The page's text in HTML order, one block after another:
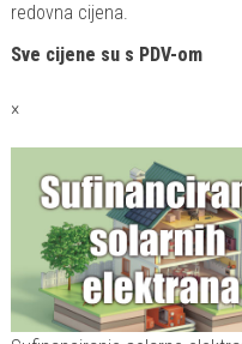
redovna cijena.
Sve cijene su s PDV-om
×